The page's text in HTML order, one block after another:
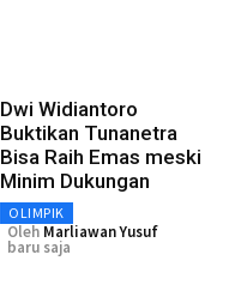
Dwi Widiantoro
Buktikan Tunanetra
Bisa Raih Emas meski
Minim Dukungan
OLIMPIK
Oleh Marliawan Yusuf
baru saja